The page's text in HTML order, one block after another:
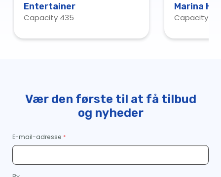
Entertainer
Capacity 435
Marina
Capacity
Vær den første til at få tilbud
og nyheder
E-mail-adresse